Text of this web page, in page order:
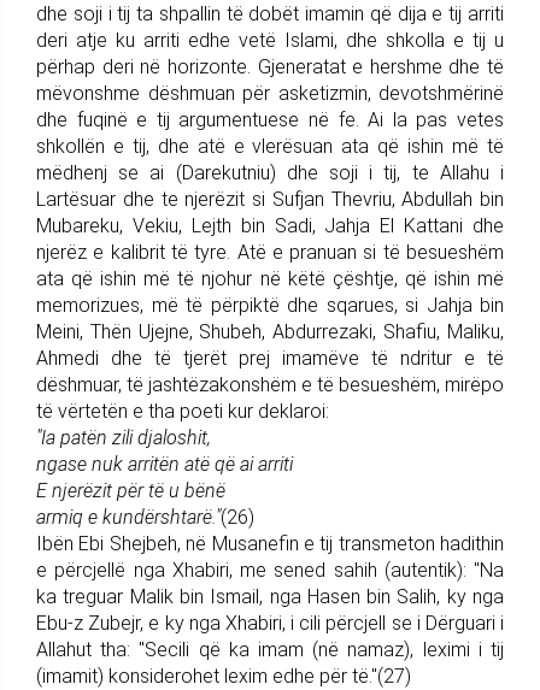
dhe soji i tij ta shpallin të dobët imamin që dija e tij arriti
deri atje ku arriti edhe vetë Islami, dhe shkolla e tij u
përhap deri në horizonte. Gjeneratat e hershme dhe të
mëvonshme dëshmuan për asketizmin, devotshmërinë
dhe fuqinë e tij argumentuese në fe. Ai la pas vetes
shkollën e tij, dhe atë e vlerësuan ata që ishin më të
mëdhenj se ai (Darekutniu) dhe soji i tij, te Allahu i
Lartësuar dhe te njerëzit si Sufjan Thevriu, Abdullah bin
Mubareku, Vekiu, Lejth bin Sadi, Jahja El Kattani dhe
njerëz e kalibrit të tyre. Atë e pranuan si të besueshëm
ata që ishin më të njohur në këtë çështje, që ishin më
memorizues, më të përpiktë dhe sqarues, si Jahja bin
Meini, Thën Ujejne, Shubeh, Abdurrezaki, Shafiu, Maliku,
Ahmedi dhe të tjerët prej imamëve të ndritur e të
dëshmuar, të jashtëzakonshëm e të besueshëm, mirëpo
të vërtetën e tha poeti kur deklaroi:
"Ia patën zili djaloshit,
ngase nuk arritën atë që ai arriti
E njerëzit për të u bënë
armiq e kundërshtarë."(26)
Ibën Ebi Shejbeh, në Musanefin e tij transmeton hadithin
e përcjellë nga Xhabiri, me sened sahih (autentik): "Na
ka treguar Malik bin Ismail, nga Hasen bin Salih, ky nga
Ebu-z Zubejr, e ky nga Xhabiri, i cili përcjell se i Dërguari i
Allahut tha: "Secili që ka imam (në namaz), leximi i tij
(imamit) konsiderohet lexim edhe për të."(27)